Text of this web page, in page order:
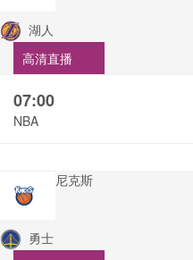
湖人
高清直播
07:00
NBA
尼克斯
勇士